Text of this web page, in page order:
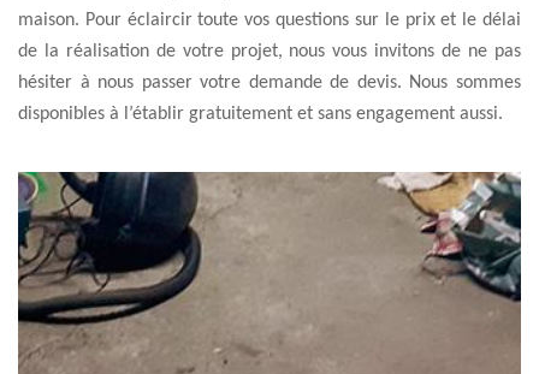
maison. Pour éclaircir toute vos questions sur le prix et le délai
de la réalisation de votre projet, nous vous invitons de ne pas
hésiter à nous passer votre demande de devis. Nous sommes
disponibles à l’établir gratuitement et sans engagement aussi.